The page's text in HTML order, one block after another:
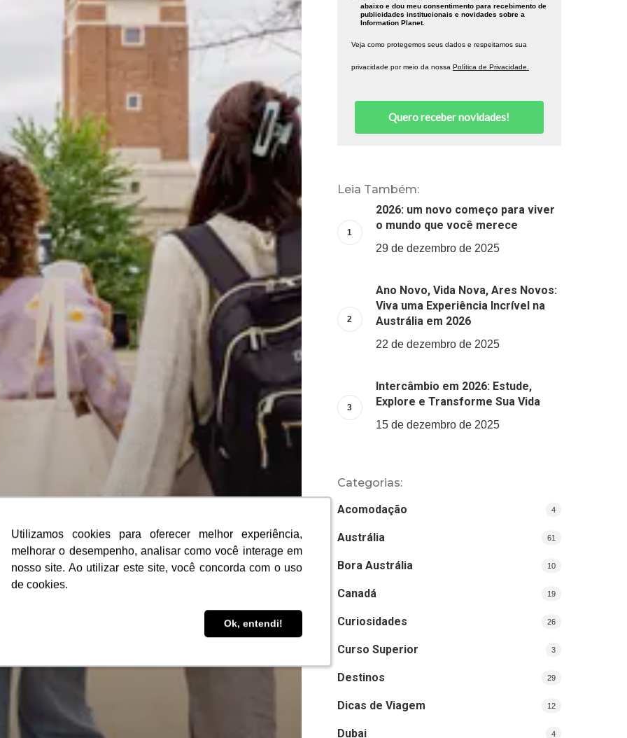
Utilizamos cookies para oferecer melhor experiência,
melhorar o desempenho, analisar como você interage em
nosso site. Ao utilizar este site, você concorda com o uso
de cookies.
Ok, entendi!
Utilizamos cookies para oferecer melhor experiência,
melhorar o desempenho, analisar como você interage em
nosso site. Ao utilizar este site, você concorda com o uso
de cookies.
Ok, entendi!
abaixo e dou meu consentimento para recebimento de
publicidades institucionais e novidades sobre a
Information Planet.
Veja como protegemos seus dados e respeitamos sua
privacidade por meio da nossa Política de Privacidade.
Quero receber novidades!
Leia Também:
2026: um novo começo para viver
o mundo que você merece
29 de dezembro de 2025
Ano Novo, Vida Nova, Ares Novos:
Viva uma Experiência Incrível na
Austrália em 2026
22 de dezembro de 2025
Intercâmbio em 2026: Estude,
Explore e Transforme Sua Vida
15 de dezembro de 2025
Categorias:
Acomodação
4
Austrália 61
Bora Austrália 10
Canadá 19
Curiosidades 26
Curso Superior 3
Destinos 29
Dicas de Viagem 12
Dubai 4